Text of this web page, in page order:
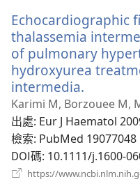
Echocardiographic
thalassemia
of pulmonary
hydroxyurea
intermedia.
啟
新
視
窗）
Karimi M, Borzouee M,
出處‎: Eur J Haematol
檢索‎: PubMed 19077048
DOI碼‎: 10.1111/j.1600-
https://